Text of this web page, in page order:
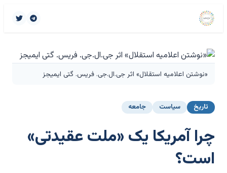
«نوشتن اعلامیه استقلال» اثر جی.ال.جی. فریس. گتی ایمیجز
تاریخ سیاست جامعه
چرا آمریکا یک «ملت عقیدتی»
است؟